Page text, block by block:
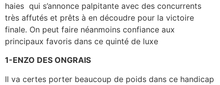
haies qui s’annonce palpitante avec des concurrents
très affutés et prêts à en découdre pour la victoire
finale. On peut faire néanmoins confiance aux
principaux favoris dans ce quinté de luxe
1-ENZO DES ONGRAIS
Il va certes porter beaucoup de poids dans ce handicap